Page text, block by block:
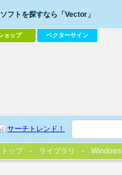
フトを探すなら「Vector」
ョップ ベクターサイン
サーチトレンド！
トップ ライブラリ Windows